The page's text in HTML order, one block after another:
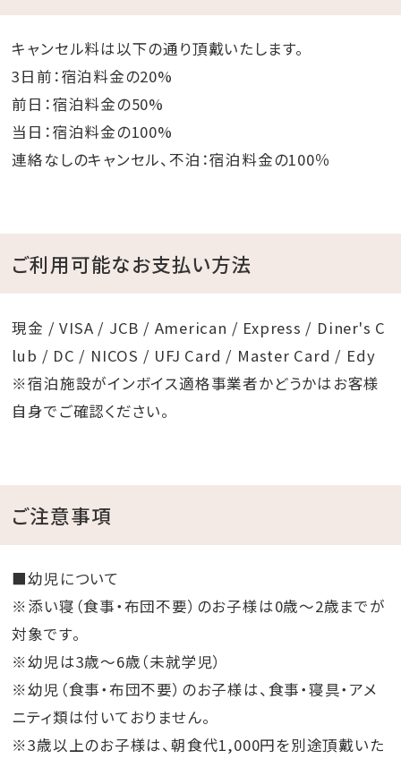
キャンセル料は以下の通り頂戴いたします。
3日前：宿泊料金の20%
前日：宿泊料金の50%
当日：宿泊料金の100%
連絡なしのキャンセル、不泊：宿泊料金の100％
ご利用可能なお支払い方法
現金 / VISA / JCB / American / Express / Diner's C
lub / DC / NICOS / UFJ Card / Master Card / Edy
※宿泊施設がインボイス適格事業者かどうかはお客様
自身でご確認ください。
ご注意事項
■幼児について
※添い寝（食事・布団不要）のお子様は0歳～2歳までが
対象です。
※幼児は3歳～6歳（未就学児）
※幼児（食事・布団不要）のお子様は、食事・寝具・アメ
ニティ類は付いておりません。
※3歳以上のお子様は、朝食代1,000円を別途頂戴いた